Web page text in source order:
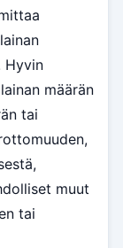
Hyvin
määrän
tai
muut
tai